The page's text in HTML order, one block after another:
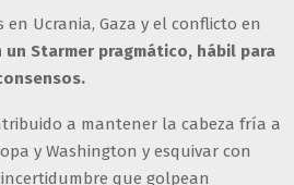
Ucrania, Gaza y el conflicto en
un Starmer pragmático, hábil para
a mantener la cabeza fría a
y Washington y esquivar con
que golpean